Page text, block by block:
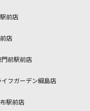
前店
店
門前駅前店
フガーデン綱島店
駅前店